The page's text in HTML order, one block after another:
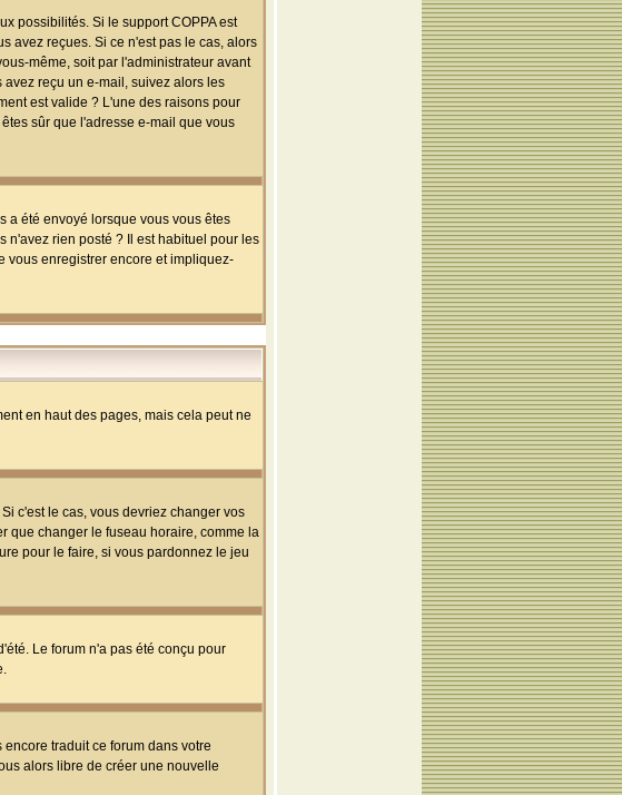
possibilités. Si le support COPPA est
avez reçues. Si ce n'est pas le cas, alors
même, soit par l'administrateur avant
reçu un e-mail, suivez alors les
est valide ? L'une des raisons pour
sûr que l'adresse e-mail que vous
a été envoyé lorsque vous vous êtes
n'avez rien posté ? Il est habituel pour les
vous enregistrer encore et impliquez-
en haut des pages, mais cela peut ne
c'est le cas, vous devriez changer vos
que changer le fuseau horaire, comme la
pour le faire, si vous pardonnez le jeu
Le forum n'a pas été conçu pour
traduit ce forum dans votre
alors libre de créer une nouvelle